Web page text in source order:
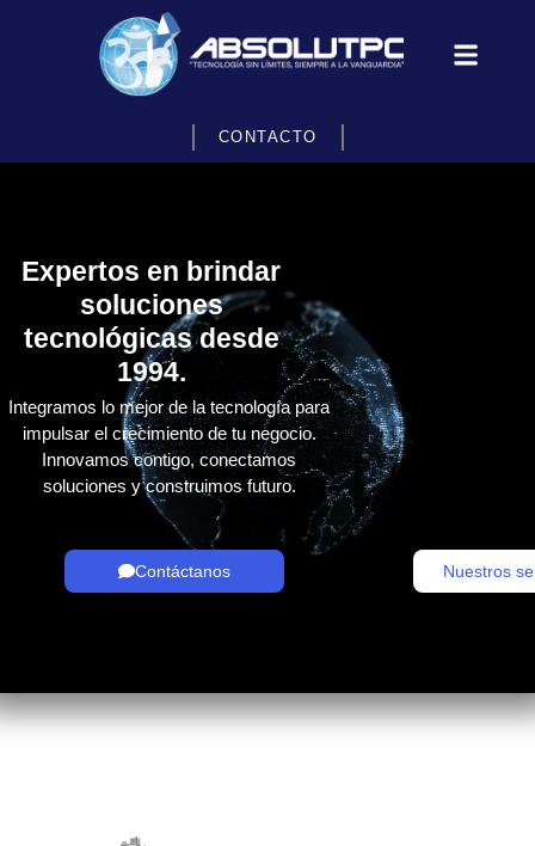
CONTACTO
Expertos en brindar
soluciones
tecnológicas desde
1994.
Integramos lo mejor de la tecnología para
impulsar el crecimiento de tu negocio.
Innovamos contigo, conectamos
soluciones y construimos futuro.
Contáctanos Nuestros